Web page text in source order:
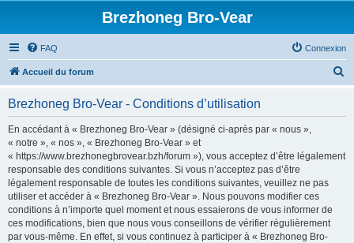
Brezhoneg Bro-Vear
FAQ Connexion
Accueil du forum
Brezhoneg Bro-Vear - Conditions d’utilisation
En accédant à « Brezhoneg Bro-Vear » (désigné ci-après par « nous »,
« notre », « nos », « Brezhoneg Bro-Vear » et
« https://www.brezhonegbrovear.bzh/forum »), vous acceptez d’être légalement
responsable des conditions suivantes. Si vous n’acceptez pas d’être
légalement responsable de toutes les conditions suivantes, veuillez ne pas
utiliser et accéder à « Brezhoneg Bro-Vear ». Nous pouvons modifier ces
conditions à n’importe quel moment et nous essaierons de vous informer de
ces modifications, bien que nous vous conseillons de vérifier régulièrement
par vous-même. En effet, si vous continuez à participer à « Brezhoneg Bro-